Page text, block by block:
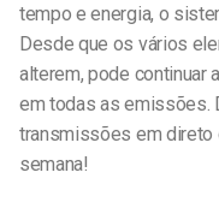
tempo e energia, o
Desde que os vários
alterem, pode continuar
em todas as emissões.
transmissões em direto
semana!